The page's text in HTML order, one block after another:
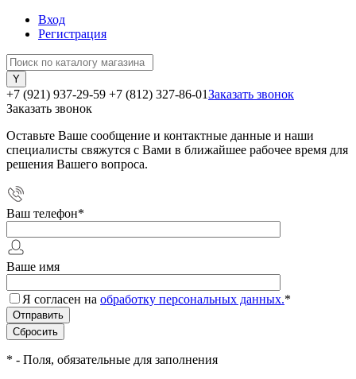
Вход
Регистрация
+7 (921) 937-29-59 +7 (812) 327-86-01Заказать звонок
Заказать звонок
Оставьте Ваше сообщение и контактные данные и наши
специалисты свяжутся с Вами в ближайшее рабочее время для
решения Вашего вопроса.
Ваш телефон*
Ваше имя
Я согласен на обработку персональных данных.*
* - Поля, обязательные для заполнения